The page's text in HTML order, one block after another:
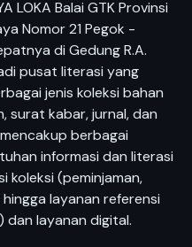
LOKA Balai GTK Provinsi
Nomor 21 Pegok -
di Gedung R.A.
pusat literasi yang
jenis koleksi bahan
surat kabar, jurnal, dan
berbagai
informasi dan literasi
koleksi (peminjaman,
layanan referensi
layanan digital.